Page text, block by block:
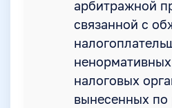
арбитражной
связанной с
налоговых
вынесенных по